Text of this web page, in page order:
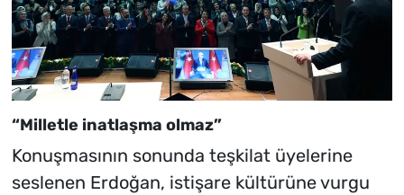
“Milletle inatlaşma olmaz”
Konuşmasının sonunda teşkilat üyelerine
seslenen Erdoğan, istişare kültürüne vurgu